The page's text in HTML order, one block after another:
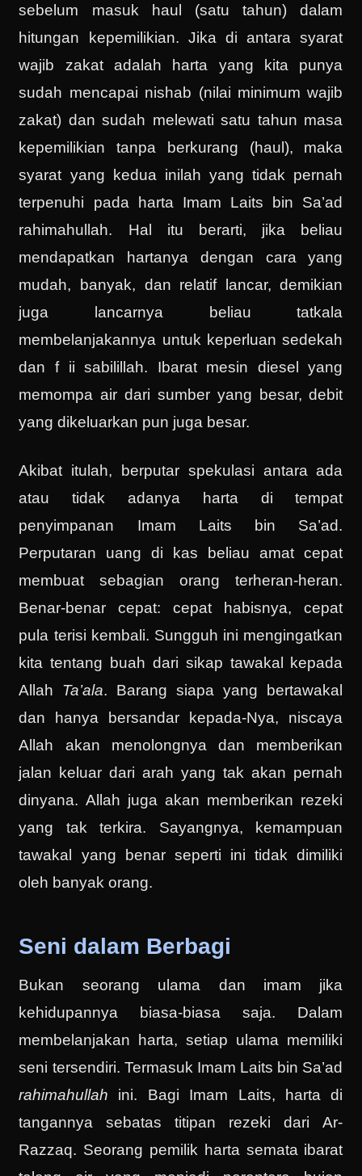
sebelum masuk haul (satu tahun) dalam
hitungan kepemilikian. Jika di antara syarat
wajib zakat adalah harta yang kita punya
sudah mencapai nishab (nilai minimum wajib
zakat) dan sudah melewati satu tahun masa
kepemilikian tanpa berkurang (haul), maka
syarat yang kedua inilah yang tidak pernah
terpenuhi pada harta Imam Laits bin Sa’ad
rahimahullah. Hal itu berarti, jika beliau
mendapatkan hartanya dengan cara yang
mudah, banyak, dan relatif lancar, demikian
juga lancarnya beliau tatkala
membelanjakannya untuk keperluan sedekah
dan f ii sabilillah. Ibarat mesin diesel yang
memompa air dari sumber yang besar, debit
yang dikeluarkan pun juga besar.
Akibat itulah, berputar spekulasi antara ada
atau tidak adanya harta di tempat
penyimpanan Imam Laits bin Sa’ad.
Perputaran uang di kas beliau amat cepat
membuat sebagian orang terheran-heran.
Benar-benar cepat: cepat habisnya, cepat
pula terisi kembali. Sungguh ini mengingatkan
kita tentang buah dari sikap tawakal kepada
Allah Ta’ala. Barang siapa yang bertawakal
dan hanya bersandar kepada-Nya, niscaya
Allah akan menolongnya dan memberikan
jalan keluar dari arah yang tak akan pernah
dinyana. Allah juga akan memberikan rezeki
yang tak terkira. Sayangnya, kemampuan
tawakal yang benar seperti ini tidak dimiliki
oleh banyak orang.
Seni dalam Berbagi
Bukan seorang ulama dan imam jika
kehidupannya biasa-biasa saja. Dalam
membelanjakan harta, setiap ulama memiliki
seni tersendiri. Termasuk Imam Laits bin Sa’ad
rahimahullah ini. Bagi Imam Laits, harta di
tangannya sebatas titipan rezeki dari Ar-
Razzaq. Seorang pemilik harta semata ibarat